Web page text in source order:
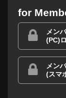
for
メン
(PC)
メン
(スマ